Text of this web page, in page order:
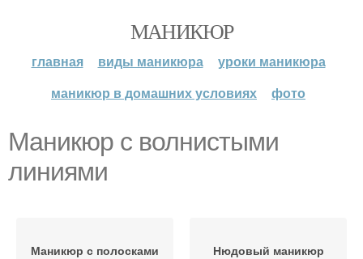
МАНИКЮР
главная виды маникюра
уроки маникюра
маникюр в домашних условиях
фото
Маникюр с волнистыми
линиями
Маникюр с полосками Нюдовый маникюр